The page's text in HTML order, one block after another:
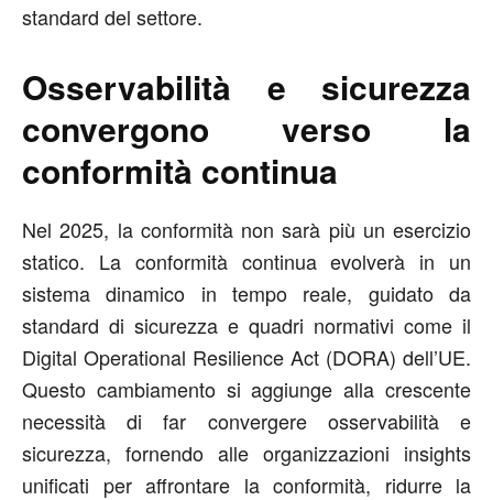
standard del settore.
Osservabilità e sicurezza
convergono verso la
conformità continua
Nel 2025, la conformità non sarà più un esercizio
statico. La conformità continua evolverà in un
sistema dinamico in tempo reale, guidato da
standard di sicurezza e quadri normativi come il
Digital Operational Resilience Act (DORA) dell’UE.
Questo cambiamento si aggiunge alla crescente
necessità di far convergere osservabilità e
sicurezza, fornendo alle organizzazioni insights
unificati per affrontare la conformità, ridurre la